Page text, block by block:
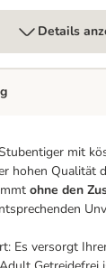
Details
mit
hohen Qualität
ohne den
Es versorgt